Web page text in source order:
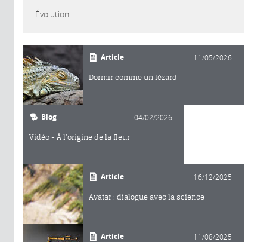
Évolution
Article 11/05/2026
Dormir comme un lézard
Blog 04/02/2026
Vidéo - À l’origine de la fleur
Article 16/12/2025
Avatar : dialogue avec la science
Article 11/08/2025